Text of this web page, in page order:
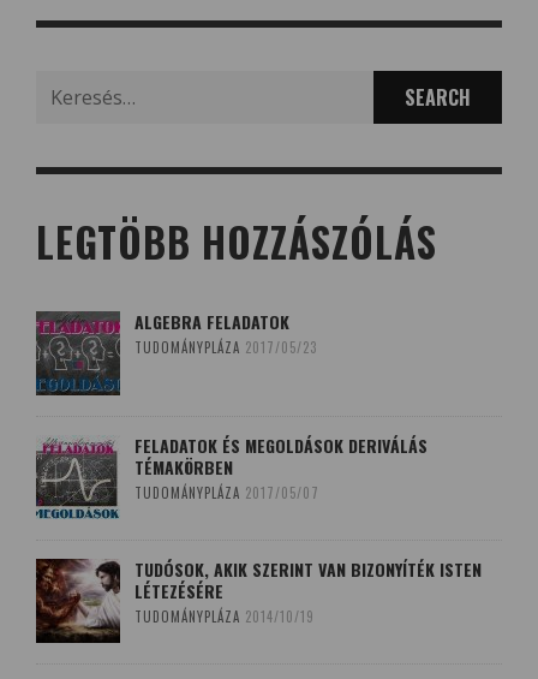
for:
LEGTÖBB HOZZÁSZÓLÁS
ALGEBRA FELADATOK
TUDOMÁNYPLÁZA 2017/05/23
FELADATOK ÉS MEGOLDÁSOK DERIVÁLÁS
TÉMAKÖRBEN
TUDOMÁNYPLÁZA 2017/05/07
TUDÓSOK, AKIK SZERINT VAN BIZONYÍTÉK ISTEN
LÉTEZÉSÉRE
TUDOMÁNYPLÁZA 2014/10/19